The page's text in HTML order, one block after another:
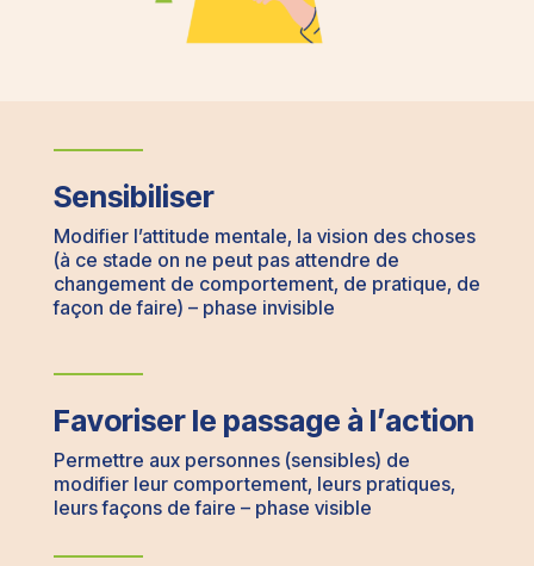
Sensibiliser
Modifier l’attitude mentale, la vision des choses
(à ce stade on ne peut pas attendre de
changement de comportement, de pratique, de
façon de faire) – phase invisible
Favoriser le passage à l’action
Permettre aux personnes (sensibles) de
modifier leur comportement, leurs pratiques,
leurs façons de faire – phase visible